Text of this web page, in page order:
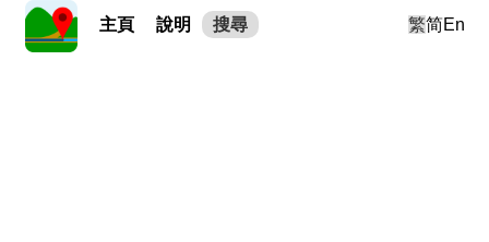
主頁 說明 搜尋 繁简En